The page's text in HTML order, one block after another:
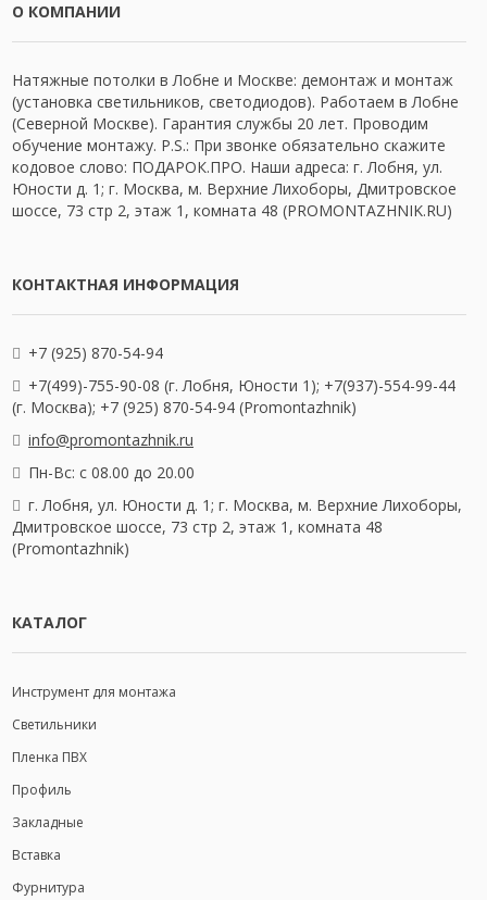
О КОМПАНИИ
Натяжные потолки в Лобне и Москве: демонтаж и монтаж
(установка светильников, светодиодов). Работаем в Лобне
(Северной Москве). Гарантия службы 20 лет. Проводим
обучение монтажу. P.S.: При звонке обязательно скажите
кодовое слово: ПОДАРОК.ПРО. Наши адреса: г. Лобня, ул.
Юности д. 1; г. Москва, м. Верхние Лихоборы, Дмитровское
шоссе, 73 стр 2, этаж 1, комната 48 (PROMONTAZHNIK.RU)
КОНТАКТНАЯ ИНФОРМАЦИЯ
+7 (925) 870-54-94
+7(499)-755-90-08 (г. Лобня, Юности 1); +7(937)-554-99-44
(г. Москва); +7 (925) 870-54-94 (Promontazhnik)
info@promontazhnik.ru
Пн-Вс: с 08.00 до 20.00
г. Лобня, ул. Юности д. 1; г. Москва, м. Верхние Лихоборы,
Дмитровское шоссе, 73 стр 2, этаж 1, комната 48
(Promontazhnik)
КАТАЛОГ
Инструмент для монтажа
Светильники
Пленка ПВХ
Профиль
Закладные
Вставка
Фурнитура